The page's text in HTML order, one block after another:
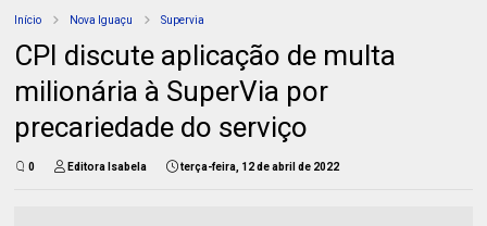
Início Nova Iguaçu Supervia
CPI discute aplicação de multa
milionária à SuperVia por
precariedade do serviço
0 Editora Isabela terça-feira, 12 de abril de 2022